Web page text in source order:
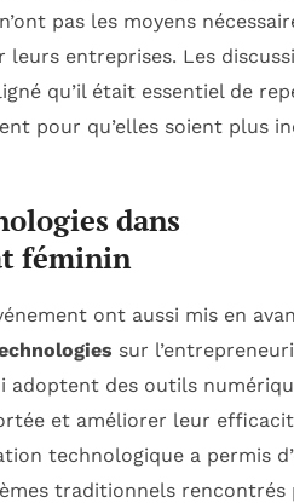
pas les moyens
leurs entreprises. Les
qu’il était essentiel de
pour qu’elles soient plus
dans
féminin
ont aussi mis en
sur
adoptent des outils
et améliorer leur
technologique a permis
traditionnels rencontrés